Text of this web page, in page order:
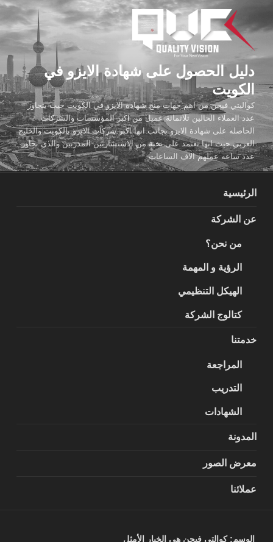
المحتوى
دليل الحصول على شهادة الايزو في
الكويت
كواليتي فيجن من اهم جهات منح شهادة الايزو في الكويت حيث يتجاوز
عدد العملاء الحالين ثلاثمائة عميل من اكبر المؤسسات والشركات
الحاصله على شهادة الايزو بجانب انها اكبر شركات الايزو بالكويت والخليج
العربي حيث انها تعتمد على نخبة من الاستشاريين المدربين والذي تجاوز
عدد ساعه عملهم الاف الساعات
الرئيسية
عن الشركة
من نحن؟
الرؤية و المهمة
الهيكل التنظيمي
كتالوج الشركة
خدمتنا
المراجعة
التدريب
الشهادات
المدونة
معرض الصور
عملائنا
الوسم:كوالتى فيجن هي الخيار الأمثل